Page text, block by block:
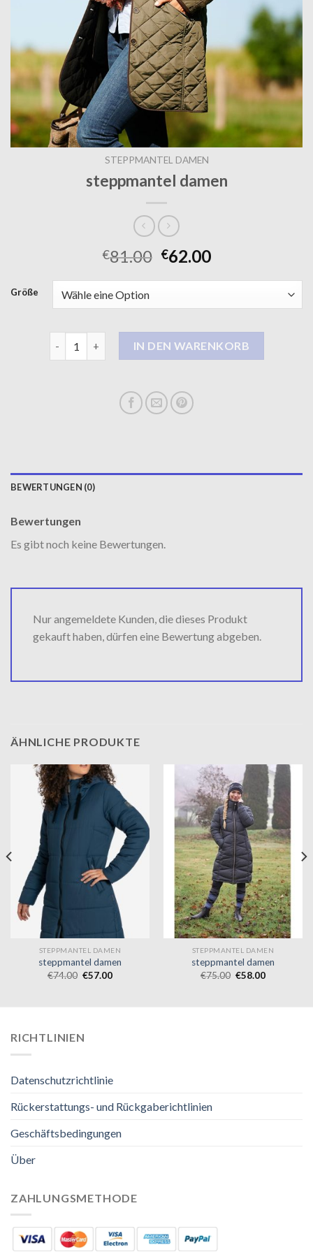
STEPPMANTEL DAMEN
steppmantel damen
€81.00 €62.00
Größe
steppmantel damen MengeIN DEN WARENKORB
BEWERTUNGEN (0)
Bewertungen
Es gibt noch keine Bewertungen.
Nur angemeldete Kunden, die dieses Produkt
gekauft haben, dürfen eine Bewertung abgeben.
ÄHNLICHE PRODUKTE
STEPPMANTEL DAMEN
steppmantel damen
€74.00 €57.00
STEPPMANTEL DAMEN
steppmantel damen
€75.00 €58.00
RICHTLINIEN
Datenschutzrichtlinie
Rückerstattungs- und Rückgaberichtlinien
Geschäftsbedingungen
Über
ZAHLUNGSMETHODE